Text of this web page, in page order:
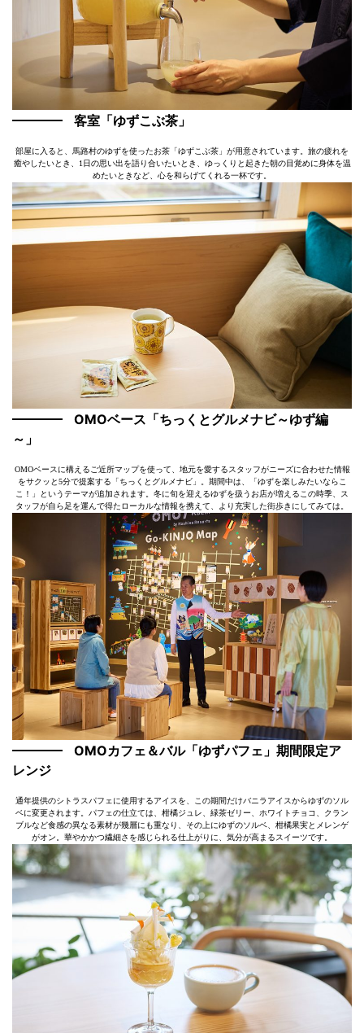
客室「ゆずこぶ茶」
部屋に入ると、馬路村のゆずを使ったお茶「ゆずこぶ茶」が用意されています。旅の疲れを
癒やしたいとき、1日の思い出を語り合いたいとき、ゆっくりと起きた朝の目覚めに身体を温
めたいときなど、心を和らげてくれる一杯です。
OMOベース「ちっくとグルメナビ～ゆず編
～」
OMOベースに構えるご近所マップを使って、地元を愛するスタッフがニーズに合わせた情報
をサクッと5分で提案する「ちっくとグルメナビ」。期間中は、「ゆずを楽しみたいならこ
こ！」というテーマが追加されます。冬に旬を迎えるゆずを扱うお店が増えるこの時季、ス
タッフが自ら足を運んで得たローカルな情報を携えて、より充実した街歩きにしてみては。
OMOカフェ＆バル「ゆずパフェ」期間限定ア
レンジ
通年提供のシトラスパフェに使用するアイスを、この期間だけバニラアイスからゆずのソル
ベに変更されます。パフェの仕立ては、柑橘ジュレ、緑茶ゼリー、ホワイトチョコ、クラン
ブルなど食感の異なる素材が幾層にも重なり、その上にゆずのソルベ、柑橘果実とメレンゲ
がオン。華やかかつ繊細さを感じられる仕上がりに、気分が高まるスイーツです。